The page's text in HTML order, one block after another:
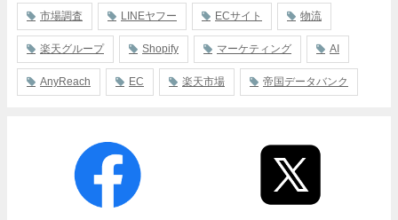
市場調査 LINEヤフー ECサイト 物流
楽天グループ Shopify マーケティング AI
AnyReach EC 楽天市場 帝国データバンク